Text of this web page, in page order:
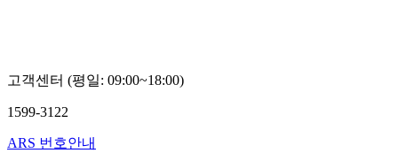
고객센터 (평일: 09:00~18:00)
1599-3122
ARS 번호안내